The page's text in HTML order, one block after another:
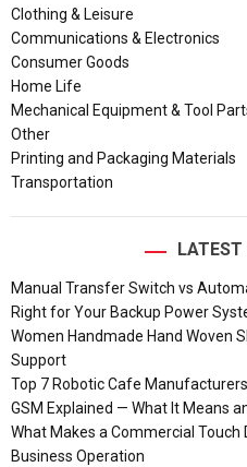
Clothing & Leisure
Communications & Electronics
Consumer Goods
Home Life
Mechanical Equipment & Tool
Other
Printing and Packaging Materials
Transportation
Manual Transfer Switch vs
Right for Your Backup Power
Women Handmade Hand Woven
Support
Top 7 Robotic Cafe
GSM Explained — What It Means
What Makes a Commercial
Business Operation